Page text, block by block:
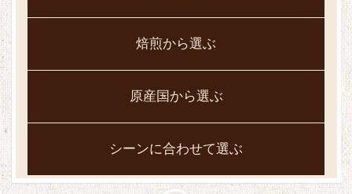
焙煎から選ぶ
原産国から選ぶ
シーンに合わせて選ぶ